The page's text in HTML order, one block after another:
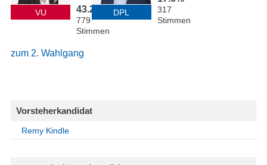
VU
43.2%
779
Stimmen
DPL
317
Stimmen
zum 2. Wahlgang
Vorsteherkandidat
Remy Kindle